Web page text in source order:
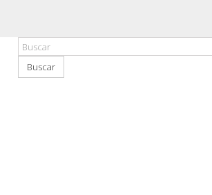
Buscar